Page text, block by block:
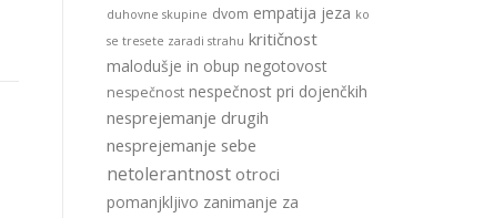
duhovne skupine dvom empatija jeza ko
se tresete zaradi strahu kritičnost
malodušje in obup negotovost
nespečnost nespečnost pri dojenčkih
nesprejemanje drugih
nesprejemanje sebe
netolerantnost otroci
pomanjkljivo zanimanje za